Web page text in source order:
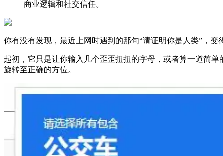
商业逻辑和社交信任。
你有没有发现，最近上网时遇到的那句“请证明你是人类”，变
起初，它只是让你输入几个歪歪扭扭的字母，或者算一道简
旋转至正确的方位。